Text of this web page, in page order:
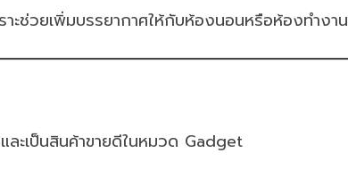
ะช่วยเพิ่มบรรยากาศให้กับห้องนอนหรือห้องทำงาน
ละเป็นสินค้าขายดีในหมวด Gadget